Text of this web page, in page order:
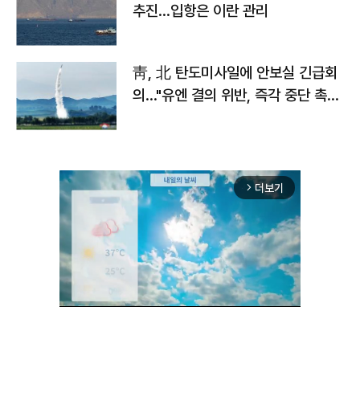
추진…입항은 이란 관리
靑, 北 탄도미사일에 안보실 긴급회
의…"유엔 결의 위반, 즉각 중단 촉
arrow_forward_ios 더보기